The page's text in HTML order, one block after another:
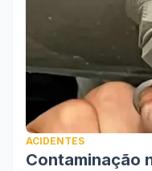
ACIDENTES
Contaminação